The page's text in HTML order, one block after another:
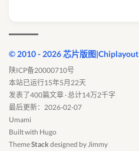
© 2010 - 2026 芯片版图|Chiplayout
陕ICP备20000710号
本站已运行15年5月22天
发表了400篇文章 · 总计14万2千字
最后更新：2026-02-07
Umami
Built with Hugo
ThemeStack designed byJimmy